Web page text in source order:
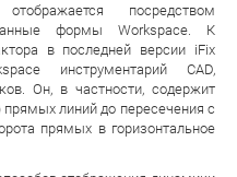
посредством
формы Workspace. К
в последней версии iFix
инструментарий CAD,
Он, в частности, содержит
линий до пересечения с
прямых в горизонтальное